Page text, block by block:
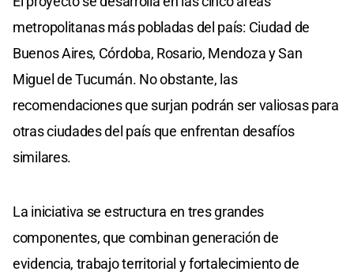
metropolitanas más pobladas del país: Ciudad de
Buenos Aires, Córdoba, Rosario, Mendoza y San
Miguel de Tucumán. No obstante, las
recomendaciones que surjan podrán ser valiosas para
otras ciudades del país que enfrentan desafíos
similares.
La iniciativa se estructura en tres grandes
componentes, que combinan generación de
evidencia, trabajo territorial y fortalecimiento de